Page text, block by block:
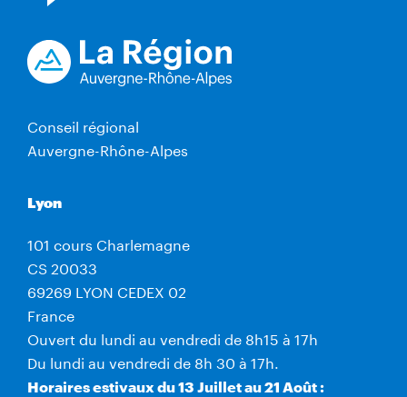
Conseil régional
Auvergne-Rhône-Alpes
Lyon
101 cours Charlemagne
CS 20033
69269 LYON CEDEX 02
France
Ouvert du lundi au vendredi de 8h15 à 17h
Du lundi au vendredi de 8h 30 à 17h.
Horaires estivaux du 13 Juillet au 21 Août :